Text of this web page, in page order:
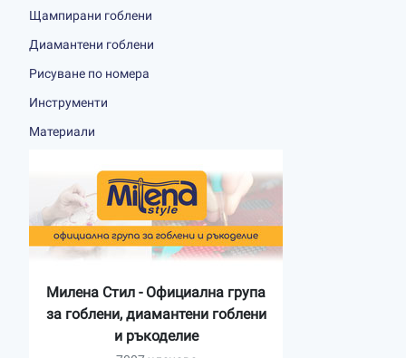
Щампирани гоблени
Диамантени гоблени
Рисуване по номера
Инструменти
Материали
Милена Стил - Официална група
за гоблени, диамантени гоблени
и ръкоделие